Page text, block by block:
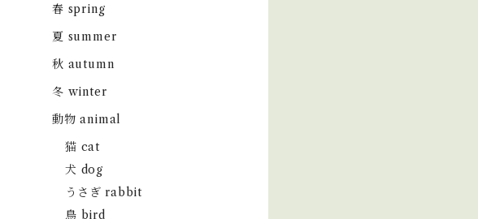
春 spring
夏 summer
秋 autumn
冬 winter
動物 animal
猫 cat
犬 dog
うさぎ rabbit
鳥 bird